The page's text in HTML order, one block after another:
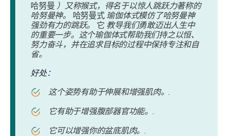
哈努曼 ）又称猴式，得名于以惊人跳跃力著称的
哈努曼神。 哈努曼式瑜伽体式模仿了哈努曼神
强劲有力的跳跃。 它 教导我们勇敢迈出人生中
的重要一步。这个瑜伽体式帮助我们持之以恒、
努力奋斗，并在追求目标的过程中保持专注和自
省。
好处：
这个姿势有助于伸展和增强肌肉。.
它有助于增强腹部器官功能。.
它可以增强你的盆底肌肉。.